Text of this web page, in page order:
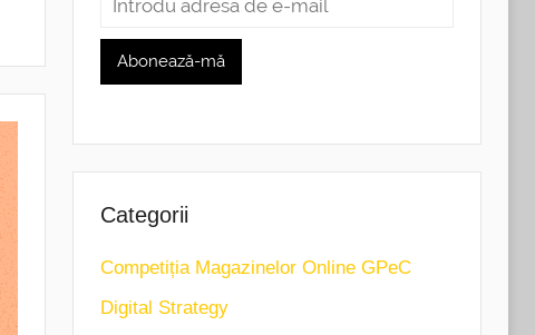
Categorii
Competiția Magazinelor Online GPeC
Digital Strategy